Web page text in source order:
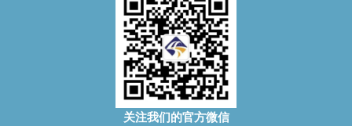
关注我们的官方微信